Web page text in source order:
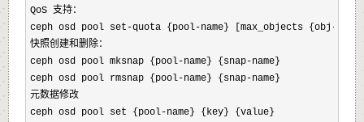
QoS 支持：
ceph osd pool set-quota {pool-name} [max_objects {obj-
快照创建和删除：
ceph osd pool mksnap {pool-name} {snap-name}
ceph osd pool rmsnap {pool-name} {snap-name}
元数据修改
ceph osd pool set {pool-name} {key} {value}